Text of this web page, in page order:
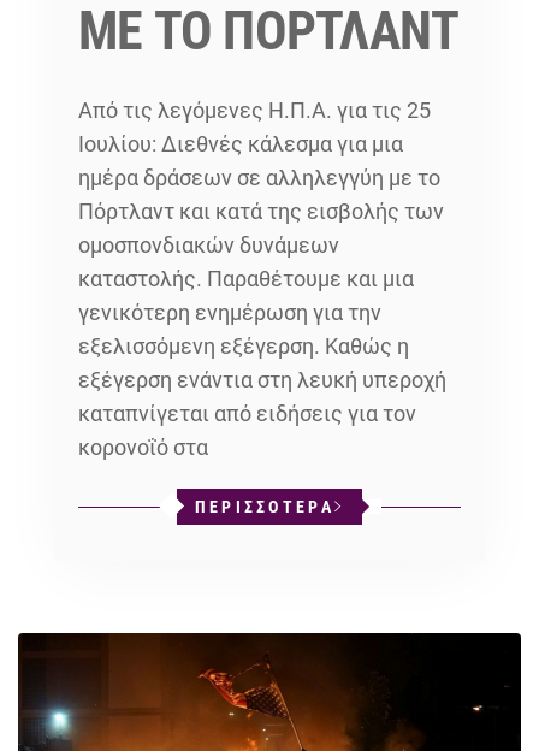
ΜΕ ΤΟ ΠΟΡΤΛΑΝΤ
Από τις λεγόμενες Η.Π.Α. για τις 25
Ιουλίου: Διεθνές κάλεσμα για μια
ημέρα δράσεων σε αλληλεγγύη με το
Πόρτλαντ και κατά της εισβολής των
ομοσπονδιακών δυνάμεων
καταστολής. Παραθέτουμε και μια
γενικότερη ενημέρωση για την
εξελισσόμενη εξέγερση. Καθώς η
εξέγερση ενάντια στη λευκή υπεροχή
καταπνίγεται από ειδήσεις για τον
κορονοΐό στα
ΠΕΡΙΣΣΟΤΕΡΑ